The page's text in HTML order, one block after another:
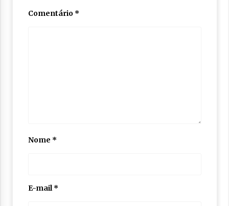
Comentário *
Nome *
E-mail*